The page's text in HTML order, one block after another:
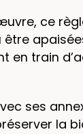
ce
en train
ses
la